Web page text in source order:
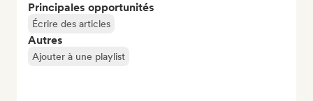
Principales opportunités
Écrire des articles
Autres
Ajouter à une playlist